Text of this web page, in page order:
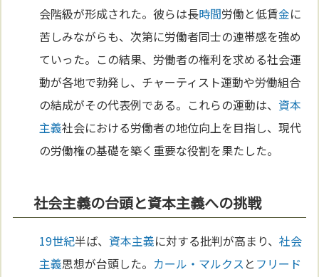
会階級が形成された。彼らは長時間労働と低賃金に
苦しみながらも、次第に労働者同士の連帯感を強め
ていった。この結果、労働者の権利を求める社会運
動が各地で勃発し、チャーティスト運動や労働組合
の結成がその代表例である。これらの運動は、 資本
主義社会における労働者の地位向上を目指し、現代
の労働権の基礎を築く重要な役割を果たした。
社会主義の台頭と資本主義への挑戦
19世紀半ば、 資本主義に対する批判が高まり、社会
主義思想が台頭した。 カール・マルクスと フリード